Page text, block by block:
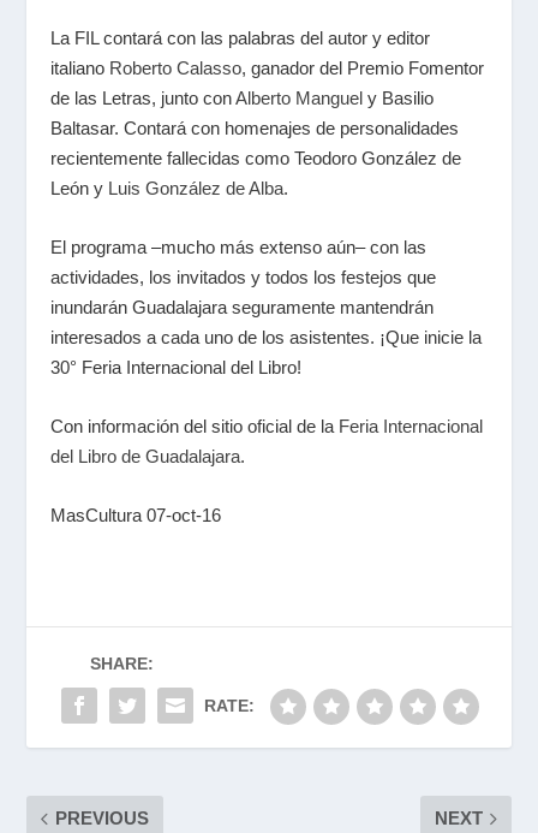
La FIL contará con las palabras del autor y editor
italiano Roberto Calasso, ganador del Premio Fomentor
de las Letras, junto conAlberto Manguely Basilio
Baltasar. Contará con homenajes de personalidades
recientemente fallecidas como Teodoro González de
León y Luis González de Alba.
El programa –mucho más extenso aún– con las
actividades, los invitados y todos los festejos que
inundarán Guadalajara seguramente mantendrán
interesados a cada uno de los asistentes. ¡Que inicie la
30° Feria Internacional del Libro!
Con información del sitio oficial de la Feria Internacional
del Libro de Guadalajara.
MasCultura 07-oct-16
SHARE:
RATE:
PREVIOUS NEXT